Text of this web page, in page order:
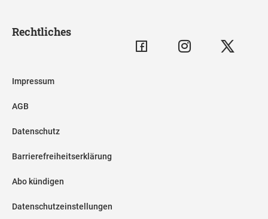
Rechtliches
Impressum
AGB
Datenschutz
Barrierefreiheitserklärung
Abo kündigen
Datenschutzeinstellungen